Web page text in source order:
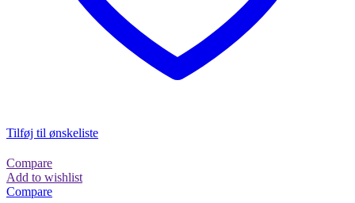
Tilføj til ønskeliste
Compare
Add to wishlist
Compare